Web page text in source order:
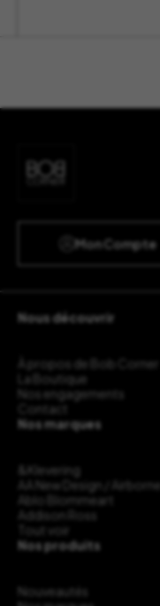
Mon Compte
Nous découvrir
À propos de Bob Corner
La Boutique
Nos engagements
Contact
Nos marques
&Klevering
AA New Design / Airborne
Ablo Blommeart
Addison Ross
Tout voir
Nos produits
Nouveautés